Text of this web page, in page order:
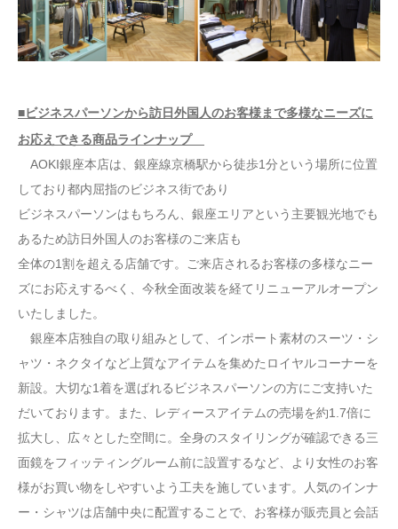
■ビジネスパーソンから訪日外国人のお客様まで多様なニーズに
お応えできる商品ラインナップ
AOKI銀座本店は、銀座線京橋駅から徒歩1分という場所に位置
しており都内屈指のビジネス街であり
ビジネスパーソンはもちろん、銀座エリアという主要観光地でも
あるため訪日外国人のお客様のご来店も
全体の1割を超える店舗です。ご来店されるお客様の多様なニー
ズにお応えするべく、今秋全面改装を経てリニューアルオープン
いたしました。
銀座本店独自の取り組みとして、インポート素材のスーツ・シ
ャツ・ネクタイなど上質なアイテムを集めたロイヤルコーナーを
新設。大切な1着を選ばれるビジネスパーソンの方にご支持いた
だいております。また、レディースアイテムの売場を約1.7倍に
拡大し、広々とした空間に。全身のスタイリングが確認できる三
面鏡をフィッティングルーム前に設置するなど、より女性のお客
様がお買い物をしやすいよう工夫を施しています。人気のインナ
ー・シャツは店舗中央に配置することで、お客様が販売員と会話